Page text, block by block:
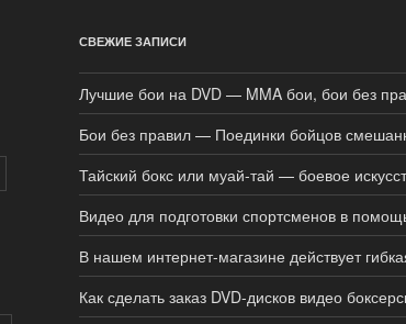
СВЕЖИЕ ЗАПИСИ
Лучшие бои на DVD — MMA бои, бои без
Бои без правил — Поединки бойцов
Тайский бокс или муай-тай — боевое
Видео для подготовки спортсменов в
В нашем интернет-магазине действует
Как сделать заказ DVD-дисков видео